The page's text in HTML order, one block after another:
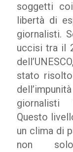
soggetti
libertà di
giornalisti.
uccisi tra il
stato
giornalisti
Questo
un clima di
non